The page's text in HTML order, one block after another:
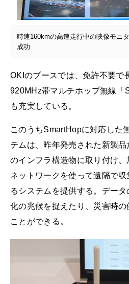
時速160kmの高速走行中の映像モニ
成功
OKIのブースでは、免許不要で
920MHz帯マルチホップ無線「
も充実している。
このうちSmartHopに対応した
テムは、昨年発売された新製
のインフラ構造物に取り付け
ネットワークを使って遠隔で
るシステムを提供する。デー
化の兆候を捉えたり、災害時
ことができる。